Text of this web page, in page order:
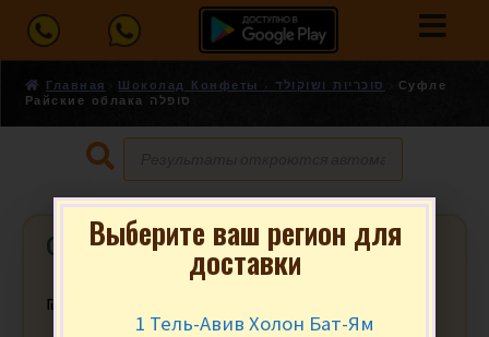
Главная Шоколад Конфеты - סוכריות ושוקולד
Суфле
Райские облака סופלה
Суфле Райские облака סופלה
₪
Выберите ваш регион для
доставки
1 Тель-Авив Холон Бат-Ям